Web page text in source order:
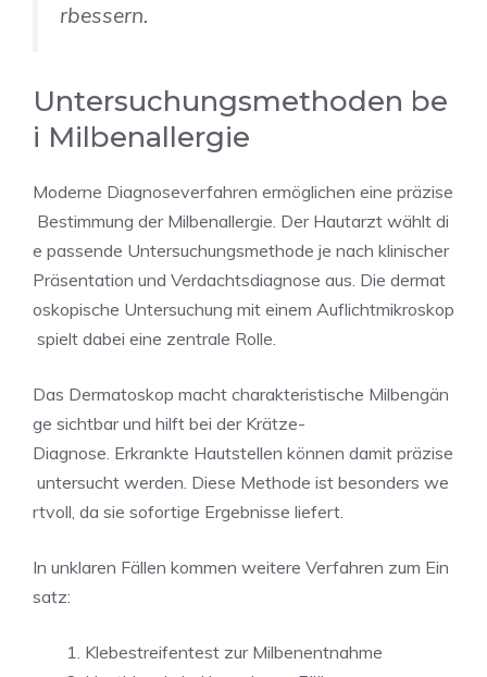
rbessern.
Untersuchungsmethoden be
i Milbenallergie
Moderne Diagnoseverfahren ermöglichen eine präzise
Bestimmung der Milbenallergie. Der Hautarzt wählt di
e passende Untersuchungsmethode je nach klinischer
Präsentation und Verdachtsdiagnose aus. Die dermat
oskopische Untersuchung mit einem Auflichtmikroskop
spielt dabei eine zentrale Rolle.
Das Dermatoskop macht charakteristische Milbengän
ge sichtbar und hilft bei der Krätze-
Diagnose. Erkrankte Hautstellen können damit präzise
untersucht werden. Diese Methode ist besonders we
rtvoll, da sie sofortige Ergebnisse liefert.
In unklaren Fällen kommen weitere Verfahren zum Ein
satz:
Klebestreifentest zur Milbenentnahme